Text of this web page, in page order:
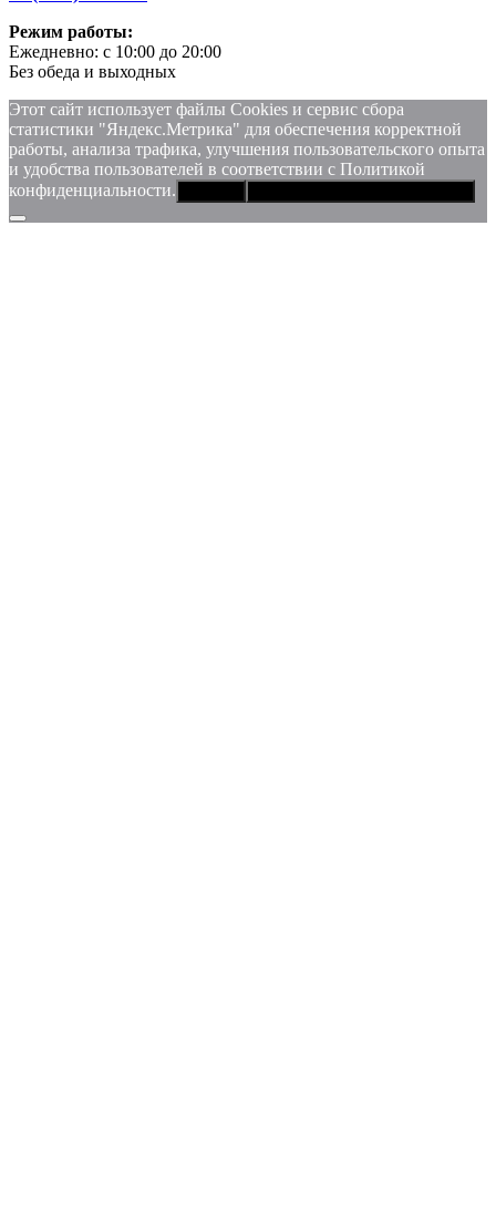
Режим работы:
Ежедневно: с 10:00 до 20:00
Без обеда и выходных
Этот сайт использует файлы Сookies и сервис сбора
статистики "Яндекс.Метрика" для обеспечения корректной
работы, анализа трафика, улучшения пользовательского опыта
и удобства пользователей в соответствии с Политикой
конфиденциальности.